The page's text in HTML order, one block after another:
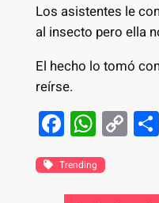
Los asistentes le
al insecto pero ella
El hecho lo tomó
reírse.
F
a
c
W
h
at
C
o
S
h
Trending